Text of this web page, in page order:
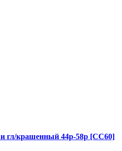
гл/крашенный 44р-58р [СС60]